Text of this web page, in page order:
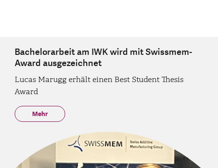
Bachelorarbeit am IWK wird mit Swissmem-
Award ausgezeichnet
Lucas Marugg erhält einen Best Student Thesis
Award
Mehr